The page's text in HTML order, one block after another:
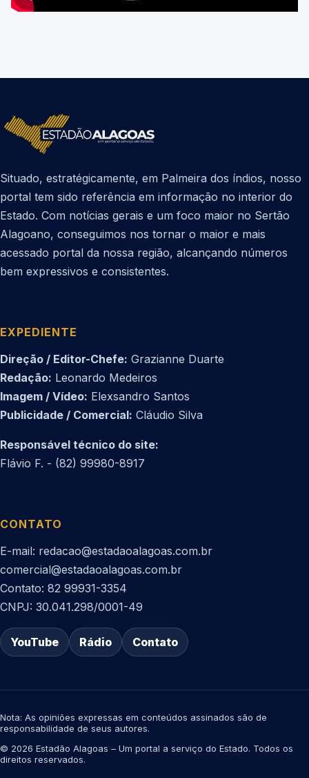
Situado, estratégicamente, em Palmeira dos índios, nosso
portal tem sido referência em informação no interior do
Estado. Com notícias gerais e um foco maior no Sertão
Alagoano, conseguimos nos tornar o maior e mais
acessado portal da nossa região, alcançando números
bem expressivos e consistentes.
EXPEDIENTE
Direção / Editor-Chefe: Grazianne Duarte
Redação: Leonardo Medeiros
Imagem / Vídeo: Elexsandro Santos
Publicidade / Comercial: Cláudio Silva
Responsável técnico do site:
Flávio F. - (82) 99980-8917
CONTATO
E-mail: redacao@estadaoalagoas.com.br
comercial@estadaoalagoas.com.br
Contato: 82 99931-3354
CNPJ: 30.041.298/0001-49
YouTube Rádio Contato
Nota: As opiniões expressas em conteúdos assinados são de
responsabilidade de seus autores.
© 2026 Estadão Alagoas – Um portal a serviço do Estado. Todos os
direitos reservados.